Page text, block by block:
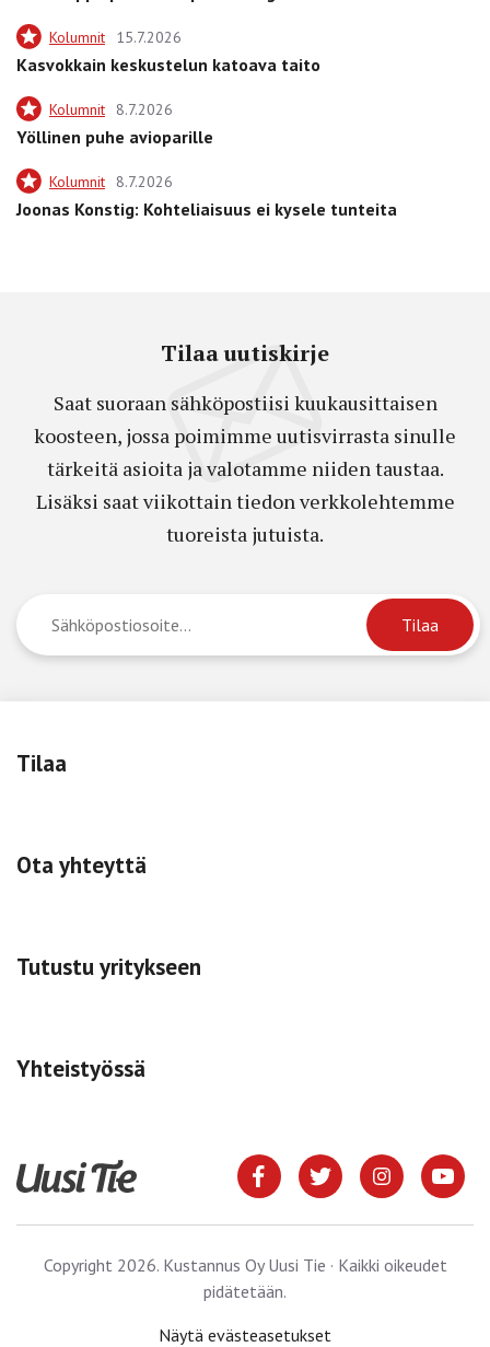
Kolumnit 15.7.2026
Kasvokkain keskustelun katoava taito
Kolumnit 8.7.2026
Yöllinen puhe avioparille
Kolumnit 8.7.2026
Joonas Konstig: Kohteliaisuus ei kysele tunteita
Tilaa uutiskirje
Saat suoraan sähköpostiisi kuukausittaisen
koosteen, jossa poimimme uutisvirrasta sinulle
tärkeitä asioita ja valotamme niiden taustaa.
Lisäksi saat viikottain tiedon verkkolehtemme
tuoreista jutuista.
Tilaa
Ota yhteyttä
Tutustu yritykseen
Yhteistyössä
Copyright 2026. Kustannus Oy Uusi Tie · Kaikki oikeudet
pidätetään.
Näytä evästeasetukset